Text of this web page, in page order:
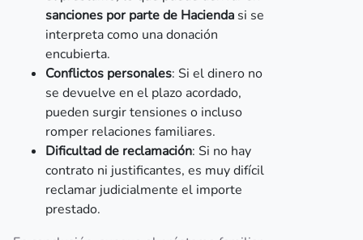
sanciones por parte de Hacienda si se
interpreta como una donación
encubierta.
Conflictos personales: Si el dinero no
se devuelve en el plazo acordado,
pueden surgir tensiones o incluso
romper relaciones familiares.
Dificultad de reclamación: Si no hay
contrato ni justificantes, es muy difícil
reclamar judicialmente el importe
prestado.